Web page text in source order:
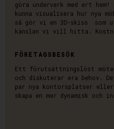
göra underverk med ert
kunna visualisera hur nya
så gör vi en 3D-skiss som
känslan vi vill hitta.
FÖRETAGSBESÖK
Ett förutsättningslöst
och diskuterar era behov.
par nya kontorsplatser
skapa en mer dynamisk och